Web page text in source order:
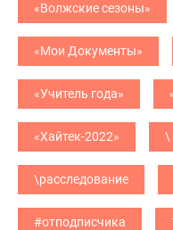
«Волжские сезоны»
«Мои Документы»
«Учитель года»
«Хайтек-2022» \
\расследование
#отподписчика